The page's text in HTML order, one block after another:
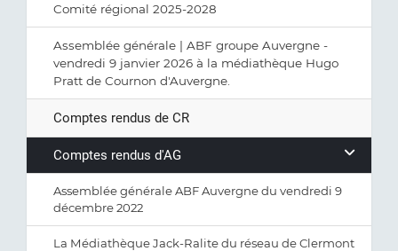
Comité régional 2025-2028
Assemblée générale | ABF groupe Auvergne -
vendredi 9 janvier 2026 à la médiathèque Hugo
Pratt de Cournon d'Auvergne.
Comptes rendus de CR
Comptes rendus d'AG
Assemblée générale ABF Auvergne du vendredi 9
décembre 2022
La Médiathèque Jack-Ralite du réseau de Clermont